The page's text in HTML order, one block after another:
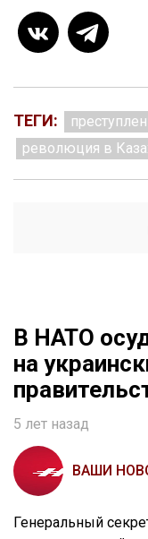
ТЕГИ:
революция в
В НАТО
на
5 лет назад
ВАШИ
Генеральный